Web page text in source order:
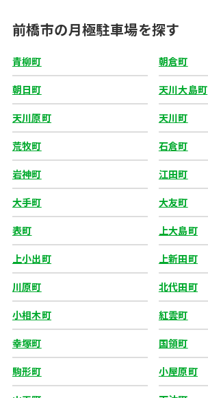
前橋市の月極駐車場を探す
青柳町 朝倉町
朝日町 天川大島町
天川原町 天川町
荒牧町 石倉町
岩神町 江田町
大手町 大友町
表町 上大島町
上小出町 上新田町
川原町 北代田町
小相木町 紅雲町
幸塚町 国領町
駒形町 小屋原町